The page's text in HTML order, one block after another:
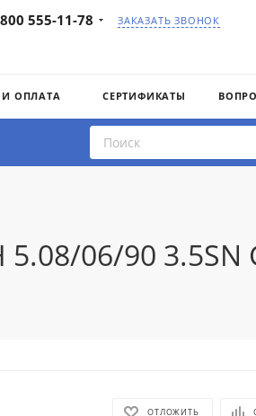
555-11-78 ЗАКАЗАТЬ ЗВОНОК
ОПЛАТА СЕРТИФИКАТЫ
06/90
ОТЛОЖИТЬ